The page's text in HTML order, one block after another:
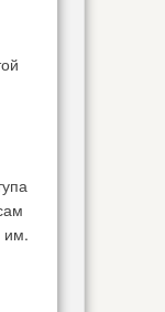
им.